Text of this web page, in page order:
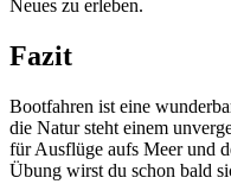
Neues zu erleben.
Fazit
Bootfahren ist eine
die Natur steht einem
für Ausflüge aufs Meer und
Übung wirst du schon bald